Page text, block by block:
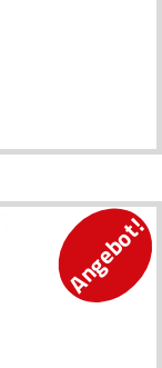
Angebot!